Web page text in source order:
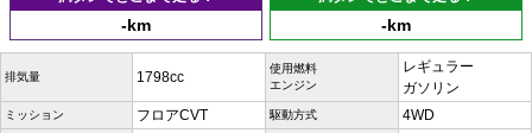
-km -km
排気量 1798cc
使用燃料
エンジン
レギュラー
ガソリン
ミッション フロアCVT 駆動方式 4WD